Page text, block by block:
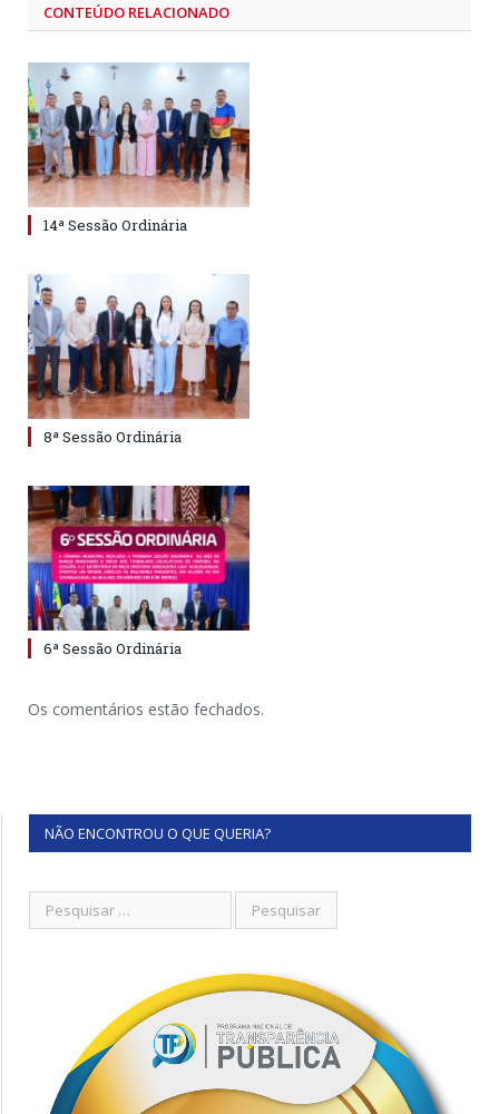
CONTEÚDO RELACIONADO
14ª Sessão Ordinária
8ª Sessão Ordinária
6ª Sessão Ordinária
Os comentários estão fechados.
NÃO ENCONTROU O QUE QUERIA?